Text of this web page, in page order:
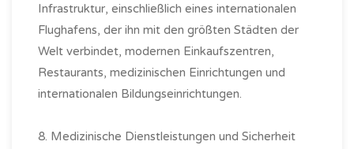
Infrastruktur, einschließlich eines internationalen
Flughafens, der ihn mit den größten Städten der
Welt verbindet, modernen Einkaufszentren,
Restaurants, medizinischen Einrichtungen und
internationalen Bildungseinrichtungen.
8. Medizinische Dienstleistungen und Sicherheit